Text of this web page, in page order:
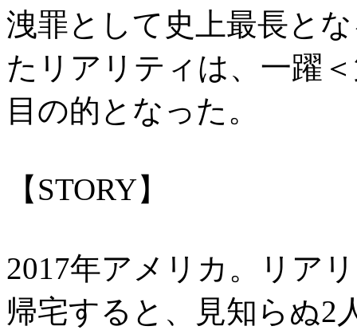
洩罪として史上最長と
たリアリティは、一躍
目の的となった。
【STORY】
2017年アメリカ。リア
帰宅すると、見知らぬ2